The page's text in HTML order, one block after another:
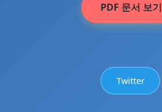
PDF 문서 보기
Twitter